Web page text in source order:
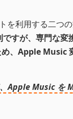
を利用する二つ
すが、専門な変
、Apple Music
Apple Music を